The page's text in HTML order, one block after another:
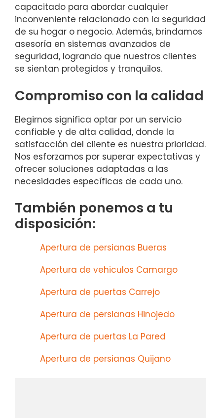
capacitado para abordar cualquier
inconveniente relacionado con la seguridad
de su hogar o negocio. Además, brindamos
asesoría en sistemas avanzados de
seguridad, logrando que nuestros clientes
se sientan protegidos y tranquilos.
Compromiso con la calidad
Elegirnos significa optar por un servicio
confiable y de alta calidad, donde la
satisfacción del cliente es nuestra prioridad.
Nos esforzamos por superar expectativas y
ofrecer soluciones adaptadas a las
necesidades específicas de cada uno.
También ponemos a tu
disposición:
Apertura de persianas Bueras
Apertura de vehiculos Camargo
Apertura de puertas Carrejo
Apertura de persianas Hinojedo
Apertura de puertas La Pared
Apertura de persianas Quijano